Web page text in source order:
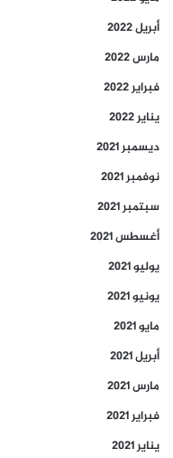
أبريل 2022
مارس 2022
فبراير 2022
يناير 2022
ديسمبر 2021
نوفمبر 2021
سبتمبر 2021
أغسطس 2021
يوليو 2021
يونيو 2021
مايو 2021
أبريل 2021
مارس 2021
فبراير 2021
يناير 2021